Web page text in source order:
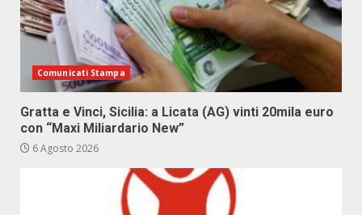
Comunicati Stampa
Gratta e Vinci, Sicilia: a Licata (AG) vinti 20mila euro
con “Maxi Miliardario New”
6 Agosto 2026